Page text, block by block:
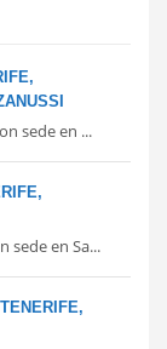
sede en ...
sede en Sa...